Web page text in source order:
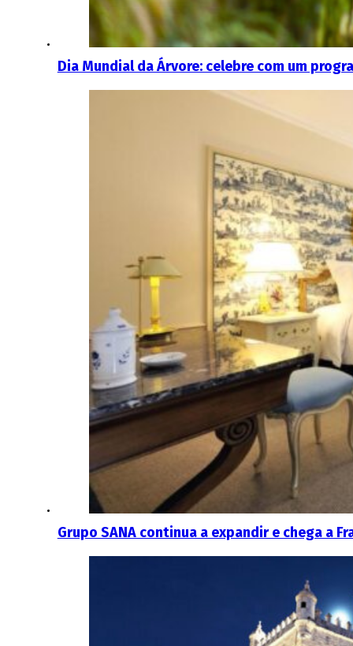
Dia Mundial da Árvore: celebre com um
Grupo SANA continua a expandir e chega a